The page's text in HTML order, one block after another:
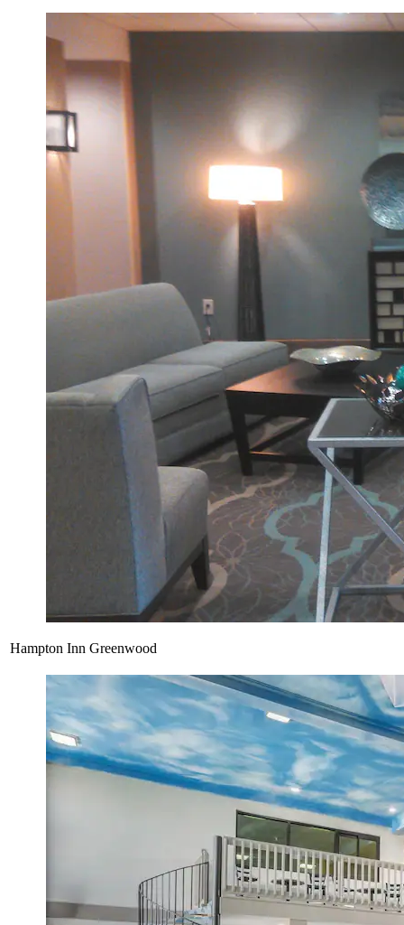
Hampton Inn Greenwood